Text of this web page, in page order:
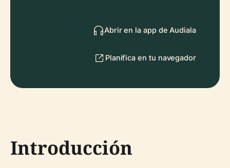
Abrir en la app de Audiala
Planifica en tu navegador
Introducción